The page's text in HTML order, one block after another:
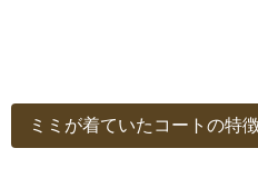
ミミが着ていたコートの特